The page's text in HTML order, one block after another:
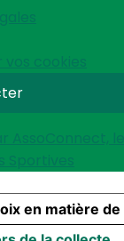
cookies
AssoConnect,
Sportives
en matière